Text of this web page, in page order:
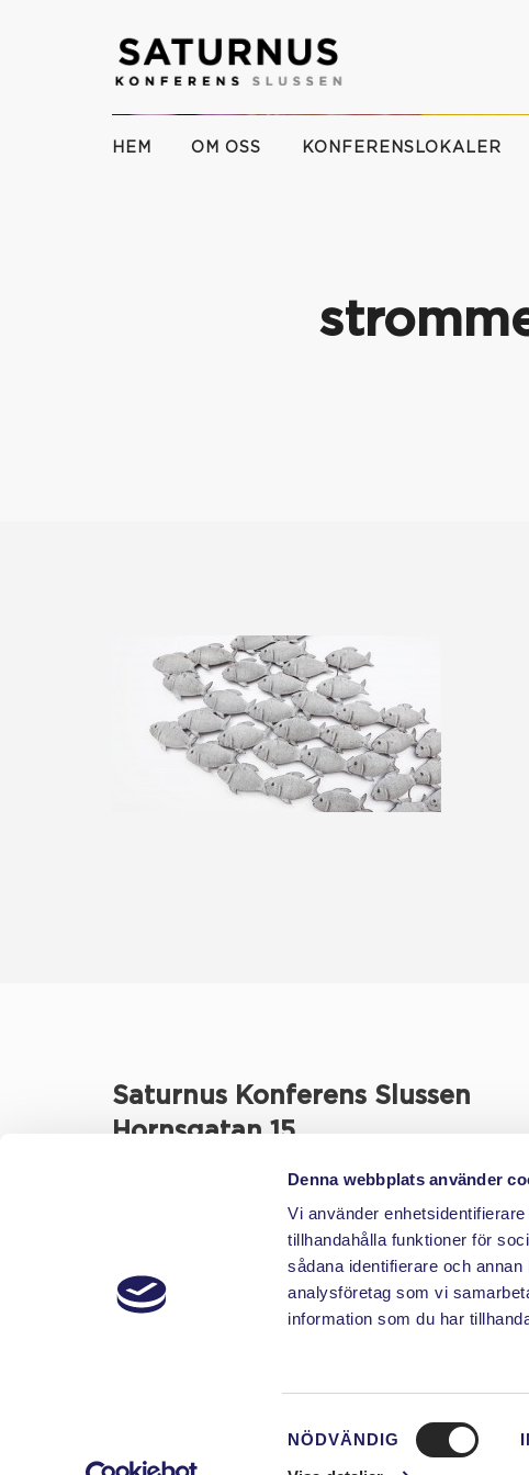
Denna webbplats använder
Vi använder
tillhandahålla funktioner för
sådana identifierare och
analysföretag som vi
information som du har
NÖDVÄNDIG
HEM OM OSS KONFERENSLOKALER
Saturnus Konferens Slussen
Hornsgatan 15
Saturnus Konferens Slussen ägs och drivs av
Slussgården AB, www.slussgården.se